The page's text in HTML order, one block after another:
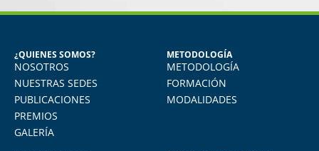
GÓNGORA
Vivo en Arequipa y llevé el diploma con
total comodidad desde mi casa. La
plataforma virtual de FIDE es muy intuitiva
y muy amigable. La enseñanza virtual es
¿QUIENES SOMOS?
NOSOTROS
NUESTRAS SEDES
PUBLICACIONES
PREMIOS
GALERÍA
METODOLOGÍA
METODOLOGÍA
FORMACIÓN
MODALIDADES